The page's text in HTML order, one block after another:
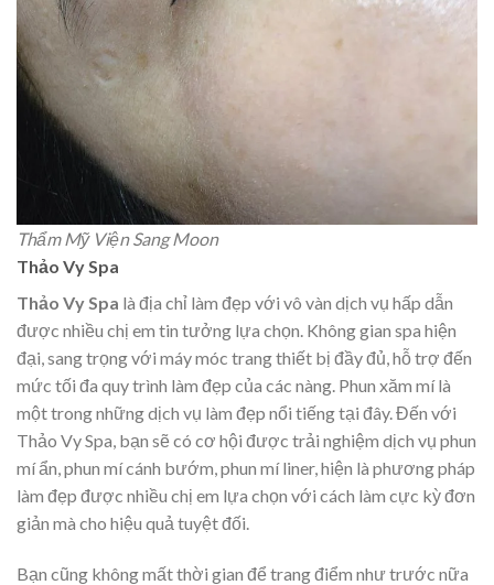
Thẩm Mỹ Viện Sang Moon
Thảo Vy Spa
Thảo Vy Spa là địa chỉ làm đẹp với vô vàn dịch vụ hấp dẫn
được nhiều chị em tin tưởng lựa chọn. Không gian spa hiện
đại, sang trọng với máy móc trang thiết bị đầy đủ, hỗ trợ đến
mức tối đa quy trình làm đẹp của các nàng. Phun xăm mí là
một trong những dịch vụ làm đẹp nổi tiếng tại đây. Đến với
Thảo Vy Spa, bạn sẽ có cơ hội được trải nghiệm dịch vụ phun
mí ẩn, phun mí cánh bướm, phun mí liner, hiện là phương pháp
làm đẹp được nhiều chị em lựa chọn với cách làm cực kỳ đơn
giản mà cho hiệu quả tuyệt đối.
Bạn cũng không mất thời gian để trang điểm như trước nữa